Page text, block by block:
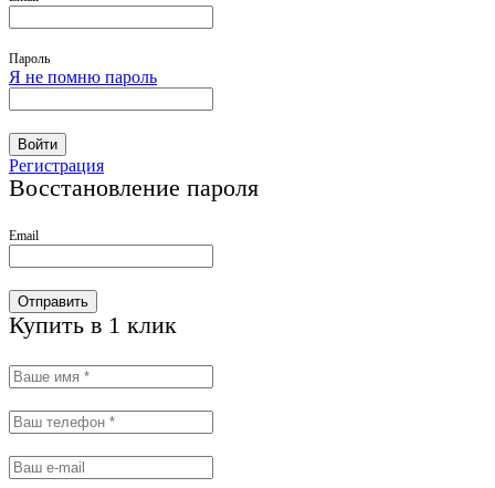
Пароль
Я не помню пароль
Войти
Регистрация
Восстановление пароля
Email
Отправить
Купить в 1 клик